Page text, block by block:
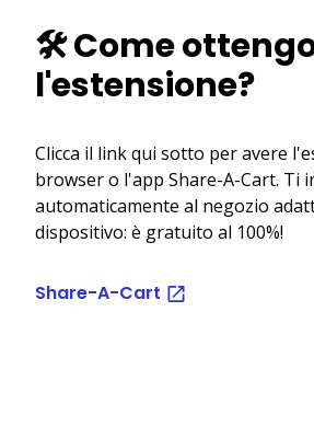
🛠️ Come
l'estensione?
Clicca il link qui sotto per avere
browser o l'app Share-A-Cart. Ti
automaticamente al negozio
dispositivo: è gratuito al 100%!
Share-A-Cart